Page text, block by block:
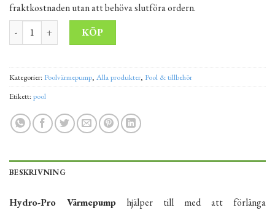
fraktkostnaden utan att behöva slutföra ordern.
Värmepump Hydro-Pro On/Off typ P ABS (20-30 m³) mängd
KÖP
Kategorier: Poolvärmepump, Alla produkter, Pool & tillbehör
Etikett:pool
BESKRIVNING
Hydro-Pro Värmepump hjälper till med att förlänga